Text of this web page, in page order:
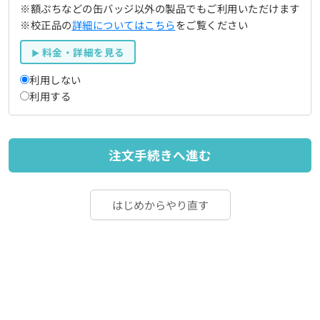
※額ぷちなどの缶バッジ以外の製品でもご利用いただけます
※校正品の詳細についてはこちらをご覧ください
料金・詳細を見る
利用しない
利用する
注文手続きへ進む
はじめからやり直す